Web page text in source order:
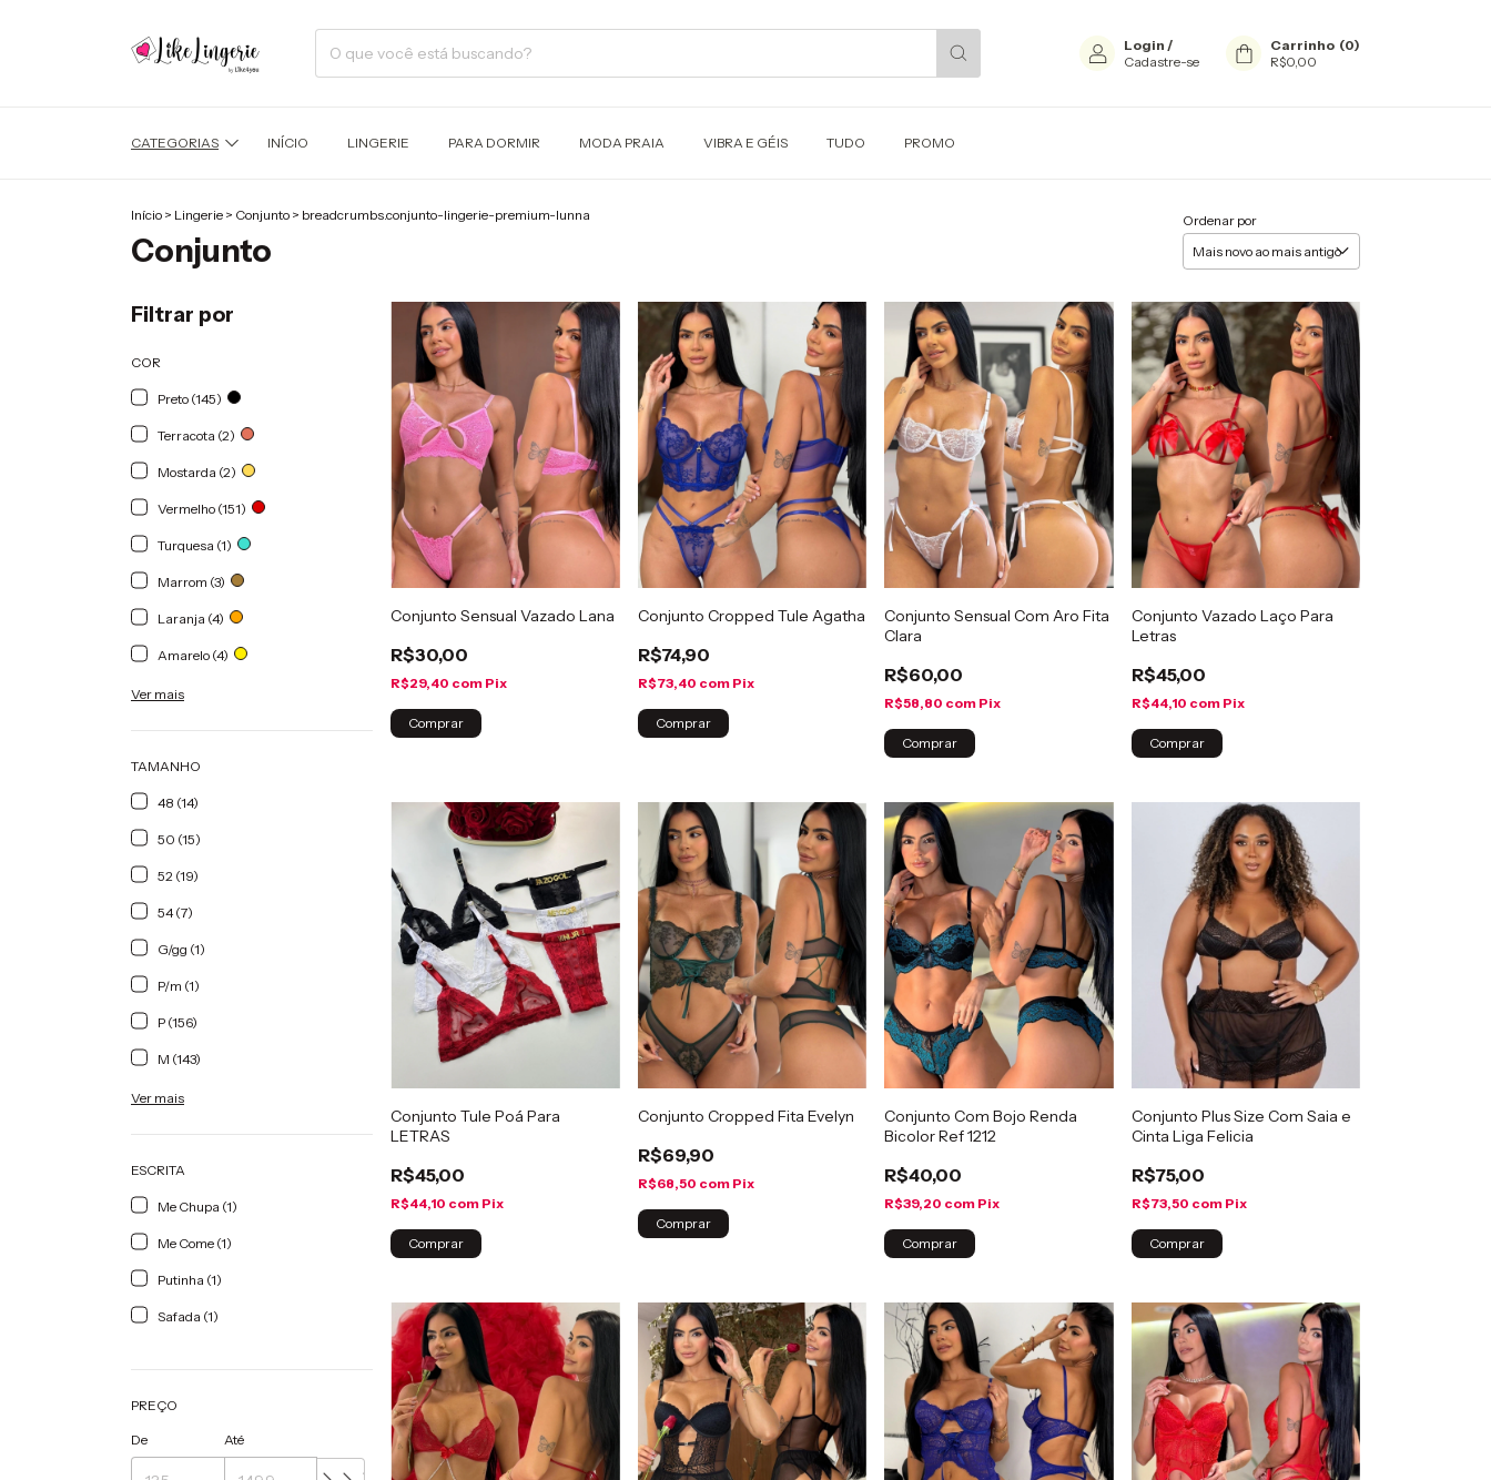
Login /
Cadastre-se
Carrinho (0)
R$0,00
CATEGORIAS INÍCIO LINGERIE PARA DORMIR MODA PRAIA VIBRA E GÉIS TUDO PROMO
Início > Lingerie > Conjunto > breadcrumbs.conjunto-lingerie-premium-lunna
Conjunto
Ordenar por
Filtrar por
COR
Preto (145)
Terracota (2)
Mostarda (2)
Vermelho (151)
Turquesa (1)
Marrom (3)
Laranja (4)
Amarelo (4)
Ver mais
TAMANHO
48 (14)
50 (15)
52 (19)
54 (7)
G/gg (1)
P/m (1)
P (156)
M (143)
Ver mais
ESCRITA
Me Chupa (1)
Me Come (1)
Putinha (1)
Safada (1)
PREÇO
De Até
Conjunto Sensual Vazado Lana
R$30,00
R$29,40 com Pix
Comprar
Conjunto Cropped Tule Agatha
R$74,90
R$73,40 com Pix
Comprar
Conjunto Sensual Com Aro Fita
Clara
R$60,00
R$58,80 com Pix
Comprar
Conjunto Vazado Laço Para
Letras
R$45,00
R$44,10 com Pix
Comprar
Conjunto Tule Poá Para
LETRAS
R$45,00
R$44,10 com Pix
Comprar
Conjunto Cropped Fita Evelyn
R$69,90
R$68,50 com Pix
Comprar
Conjunto Com Bojo Renda
Bicolor Ref 1212
R$40,00
R$39,20 com Pix
Comprar
Conjunto Plus Size Com Saia e
Cinta Liga Felicia
R$75,00
R$73,50 com Pix
Comprar